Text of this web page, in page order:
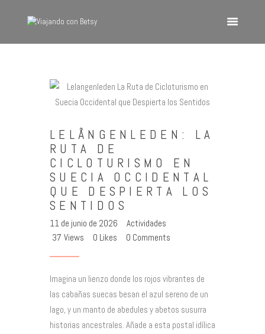
VIAJANDO CON BETSY
Inicio
Blog
América
Asia
Quienes Somos
Contacto
LELÅNGENLEDEN: LA
RUTA DE
CICLOTURISMO EN
SUECIA OCCIDENTAL
QUE DESPIERTA LOS
SENTIDOS
11 de junio de 2026
Actividades
37 Views 0 Likes 0 Comments
Imagina un lienzo donde los rojos vibrantes de
las cabañas suecas besan el azul sereno de un
lago, y un manto de abedules y abetos susurra
historias ancestrales. Añade a esta postal idílica